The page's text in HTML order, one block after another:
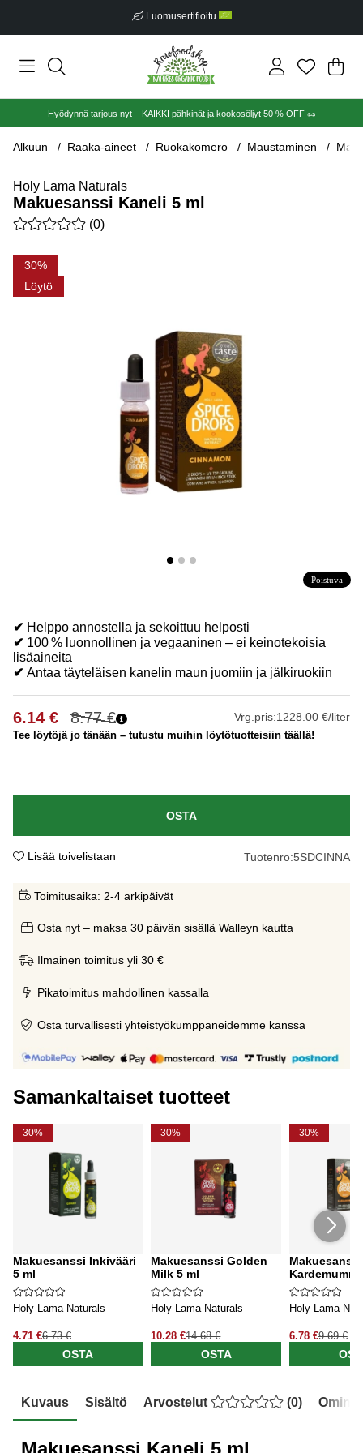
Luomusertifioitu
.
Hyödynnä tarjous nyt – KAIKKI pähkinät ja kookosöljyt 50 % OFF 🥜
Alkuun Raaka-aineet Ruokakomero Maustaminen
Holy Lama Naturals
Makuesanssi Kaneli 5 ml
Keskiarvoluokitus 0 / 5 Arvioiden määrä 0
(0)
Poistuva
30
Löytö
Tuotekuvat Makuesanssi Kaneli 5 ml
✔ Helppo annostella ja sekoittuu helposti
✔ 100 % luonnollinen ja vegaaninen – ei keinotekoisia
lisäaineita
✔ Antaa täyteläisen kanelin maun juomiin ja jälkiruokiin
8.77€
6.14 € Vrg.pris:1228.00 €/liter
Tee löytöjä jo tänään – tutustu muihin löytötuotteisiin täällä!
OSTA
Lisää toivelistaan Tuotenro:5SDCINNA
Toimitusaika: 2-4 arkipäivät
Osta nyt – maksa 30 päivän sisällä Walleyn kautta
Ilmainen toimitus yli 30 €
Pikatoimitus mahdollinen kassalla
Osta turvallisesti yhteistyökumppaneidemme kanssa
Samankaltaiset tuotteet
30%
Makuesanssi Inkivääri
5 ml
Holy Lama Naturals
4.71 €6.73 €
OSTA
30%
Makuesanssi Golden
Milk 5 ml
Holy Lama Naturals
10.28 €14.68 €
OSTA
30%
Makuesanssi
Holy Lama
6.78 €9.69 €
Kuvaus Sisältö Arvostelut (0)
Makuesanssi Kaneli 5 ml